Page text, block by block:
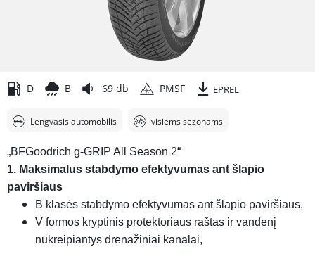
D B 69 db PMSF EPREL
Lengvasis automobilis visiems sezonams
„BFGoodrich g-GRIP All Season 2“
1. Maksimalus stabdymo efektyvumas ant šlapio
paviršiaus
B klasės stabdymo efektyvumas ant šlapio paviršiaus,
V formos kryptinis protektoriaus raštas ir vandenį
nukreipiantys drenažiniai kanalai,